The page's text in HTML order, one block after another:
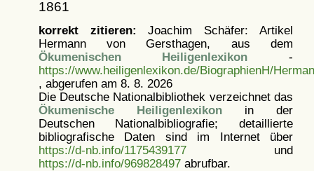
1861
korrekt zitieren: Joachim Schäfer: Artikel
Hermann von Gersthagen, aus dem
Ökumenischen Heiligenlexikon -
https://www.heiligenlexikon.de/BiographienH/
, abgerufen am 8. 8. 2026
Die Deutsche Nationalbibliothek verzeichnet das
Ökumenische Heiligenlexikonin der
Deutschen Nationalbibliografie; detaillierte
bibliografische Daten sind im Internet über
https://d-nb.info/1175439177und
https://d-nb.info/969828497abrufbar.